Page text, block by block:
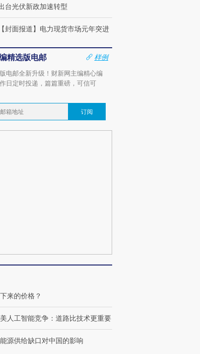
台光伏新政加速转型
【封面报道】电力现货市场元年突进
精选版电邮
样例
电邮全新升级！财新网主编精心编
日定时投递，篇篇重磅，可信可
订阅
来的价格？
人工智能竞争：道路比技术更重要
源供给缺口对中国的影响